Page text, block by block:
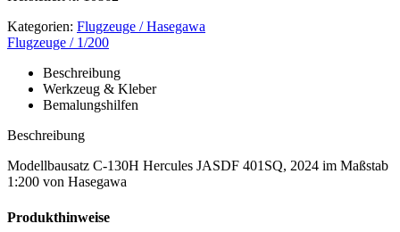
Kategorien: Flugzeuge / Hasegawa
Flugzeuge / 1/200
Beschreibung
Werkzeug & Kleber
Bemalungshilfen
Beschreibung
Modellbausatz C-130H Hercules JASDF 401SQ, 2024 im Maßstab
1:200 von Hasegawa
Produkthinweise